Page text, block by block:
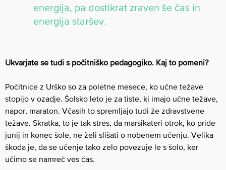
energija, pa dostikrat zraven še čas in
energija staršev.
Ukvarjate se tudi s počitniško pedagogiko. Kaj to pomeni?
Počitnice z Urško so za poletne mesece, ko učne težave
stopijo v ozadje. Šolsko leto je za tiste, ki imajo učne težave,
napor, maraton. Včasih to spremljajo tudi že zdravstvene
težave. Skratka, to je tak stres, da marsikateri otrok, ko pride
junij in konec šole, ne želi slišati o nobenem učenju. Velika
škoda je, da se učenje tako zelo povezuje le s šolo, ker
učimo se namreč ves čas.